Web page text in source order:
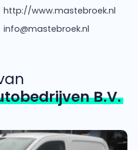
http://www.mastebroek.nl
info@mastebroek.nl
B.V.